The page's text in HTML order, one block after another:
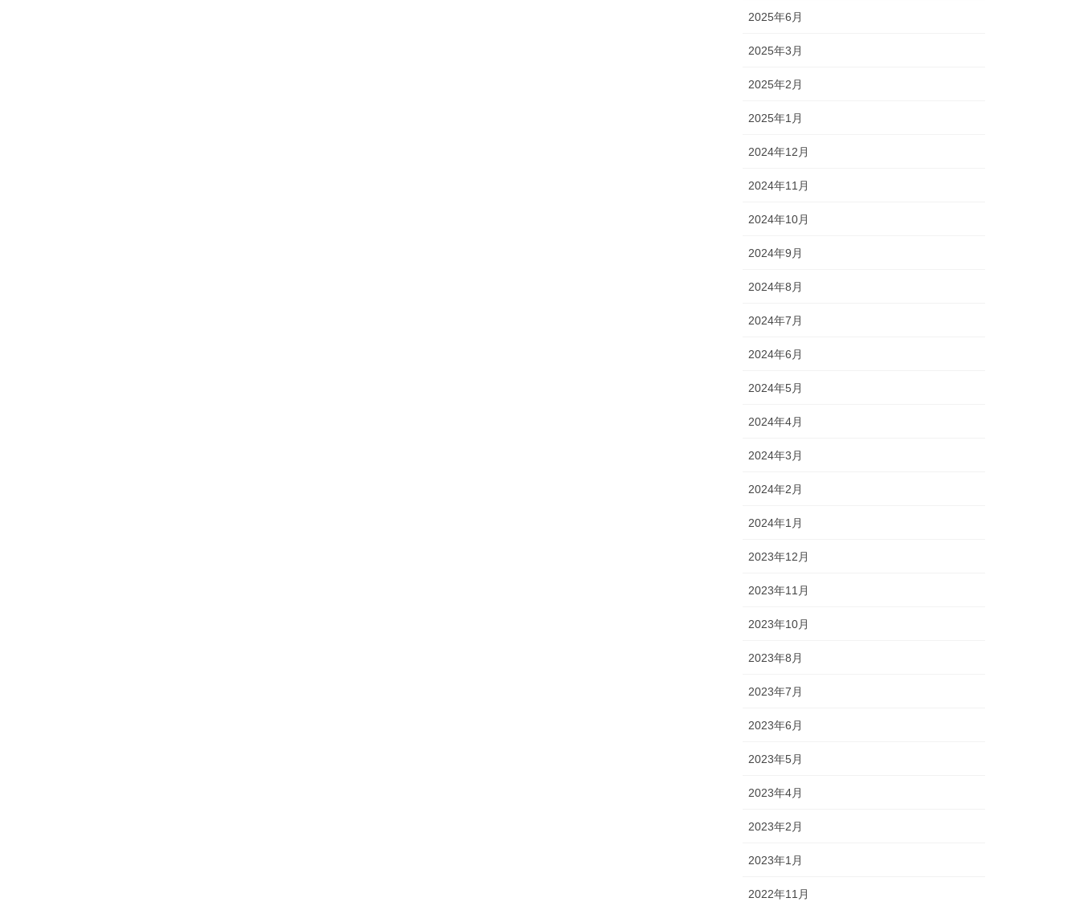
2025年6月
2025年3月
2025年2月
2025年1月
2024年12月
2024年11月
2024年10月
2024年9月
2024年8月
2024年7月
2024年6月
2024年5月
2024年4月
2024年3月
2024年2月
2024年1月
2023年12月
2023年11月
2023年10月
2023年8月
2023年7月
2023年6月
2023年5月
2023年4月
2023年2月
2023年1月
2022年11月